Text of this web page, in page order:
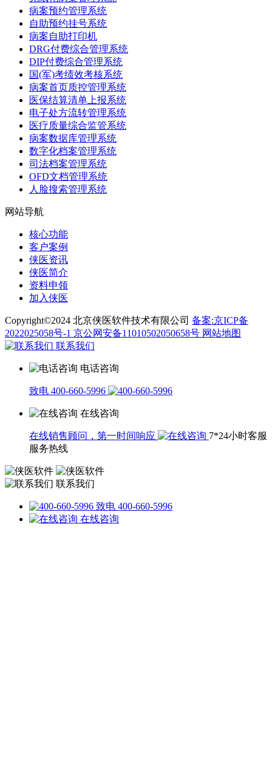
病案预约管理系统
自助预约挂号系统
病案自助打印机
DRG付费综合管理系统
DIP付费综合管理系统
国(军)考绩效考核系统
病案首页质控管理系统
医保结算清单上报系统
电子处方流转管理系统
医疗质量综合监管系统
病案数据库管理系统
数字化档案管理系统
司法档案管理系统
OFD文档管理系统
人脸搜索管理系统
网站导航
核心功能
客户案例
侠医资讯
侠医简介
资料申领
加入侠医
Copyright©2024 北京侠医软件技术有限公司 备案:京ICP备
2022025058号-1 京公网安备11010502050658号 网站地图
联系我们
电话咨询
致电 400-660-5996
在线咨询
在线销售顾问，第一时间响应
7*24小时客服
服务热线
联系我们
致电 400-660-5996
在线咨询